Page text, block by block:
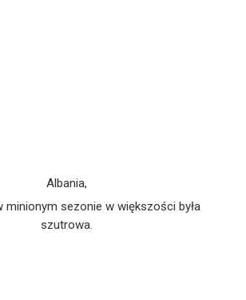
Albania,
minionym sezonie w większości była
szutrowa.